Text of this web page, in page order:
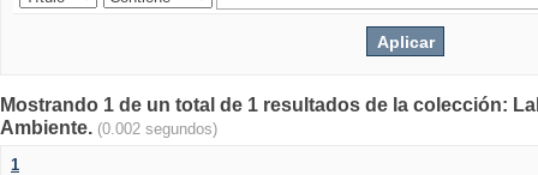
Mostrando 1 de un total de 1 resultados de la colección:
Ambiente. (0.002 segundos)
1